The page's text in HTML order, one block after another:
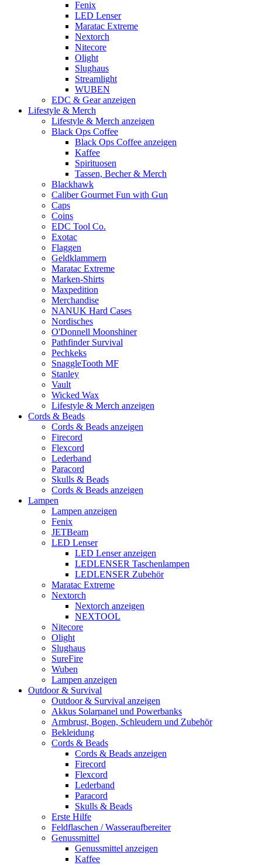
Fenix
LED Lenser
Maratac Extreme
Nextorch
Nitecore
Olight
Slughaus
Streamlight
WUBEN
EDC & Gear anzeigen
Lifestyle & Merch
Lifestyle & Merch anzeigen
Black Ops Coffee
Black Ops Coffee anzeigen
Kaffee
Spirituosen
Tassen, Becher & Merch
Blackhawk
Caliber Gourmet Fun with Gun
Caps
Coins
EDC Tool Co.
Exotac
Flaggen
Geldklammern
Maratac Extreme
Marken-Shirts
Maxpedition
Merchandise
NANUK Hard Cases
Nordisches
O'Donnell Moonshiner
Pathfinder Survival
Pechkeks
SnaggleTooth MF
Stanley
Vault
Wicked Wax
Lifestyle & Merch anzeigen
Cords & Beads
Cords & Beads anzeigen
Firecord
Flexcord
Lederband
Paracord
Skulls & Beads
Cords & Beads anzeigen
Lampen
Lampen anzeigen
Fenix
JETBeam
LED Lenser
LED Lenser anzeigen
LEDLENSER Taschenlampen
LEDLENSER Zubehör
Maratac Extreme
Nextorch
Nextorch anzeigen
NEXTOOL
Nitecore
Olight
Slughaus
SureFire
Wuben
Lampen anzeigen
Outdoor & Survival
Outdoor & Survival anzeigen
Akkus Solarpanel und Powerbanks
Armbrust, Bogen, Schleudern und Zubehör
Bekleidung
Cords & Beads
Cords & Beads anzeigen
Firecord
Flexcord
Lederband
Paracord
Skulls & Beads
Erste Hilfe
Feldflaschen / Wasseraufbereiter
Genussmittel
Genussmittel anzeigen
Kaffee